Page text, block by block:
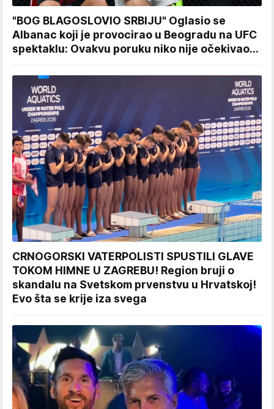
"BOG BLAGOSLOVIO SRBIJU" Oglasio se
Albanac koji je provocirao u Beogradu na UFC
spektaklu: Ovakvu poruku niko nije očekivao...
CRNOGORSKI VATERPOLISTI SPUSTILI GLAVE
TOKOM HIMNE U ZAGREBU! Region bruji o
skandalu na Svetskom prvenstvu u Hrvatskoj!
Evo šta se krije iza svega